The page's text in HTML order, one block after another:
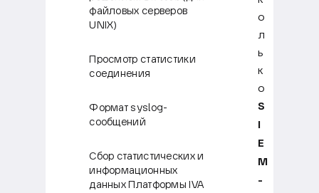
файловых серверов
UNIX)
Просмотр статистики
соединения
Формат syslog-
сообщений
Сбор статистических и
информационных
данных Платформы IVA
о
л
ь
к
о
S
E
M
-